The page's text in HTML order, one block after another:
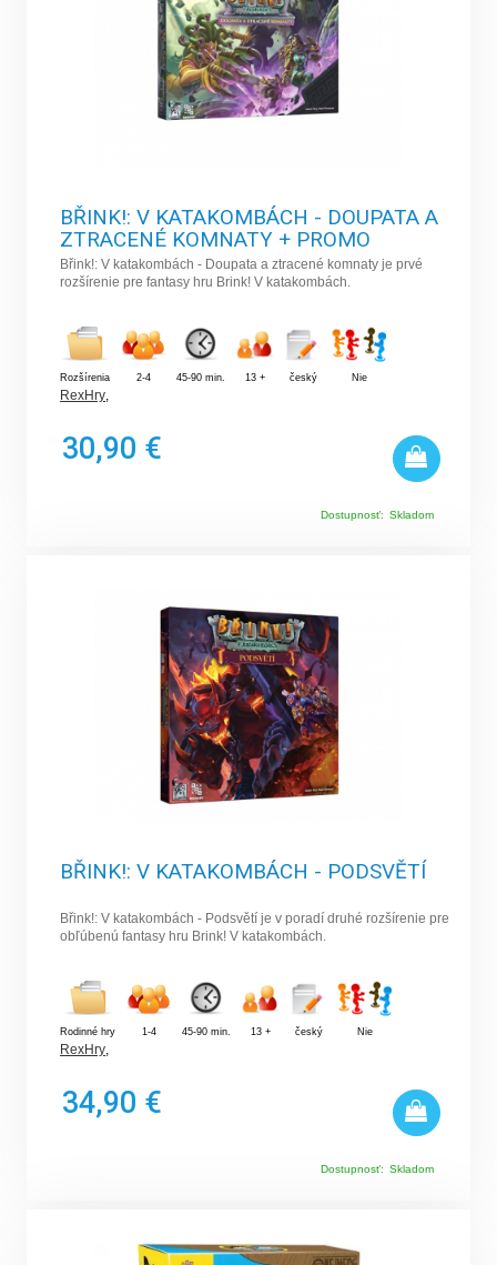
BŘINK!: V KATAKOMBÁCH - DOUPATA A
ZTRACENÉ KOMNATY + PROMO
Břink!: V katakombách - Doupata a ztracené komnaty je prvé
rozšírenie pre fantasy hru Brink! V katakombách.
Rozšírenia 2-4 45-90 min. 13 + český Nie
RexHry,
30,90 €
Dostupnosť: Skladom
BŘINK!: V KATAKOMBÁCH - PODSVĚTÍ
Břink!: V katakombách - Podsvětí je v poradí druhé rozšírenie pre
obľúbenú fantasy hru Brink! V katakombách.
Rodinné hry 1-4 45-90 min. 13 + český Nie
RexHry,
34,90 €
Dostupnosť: Skladom